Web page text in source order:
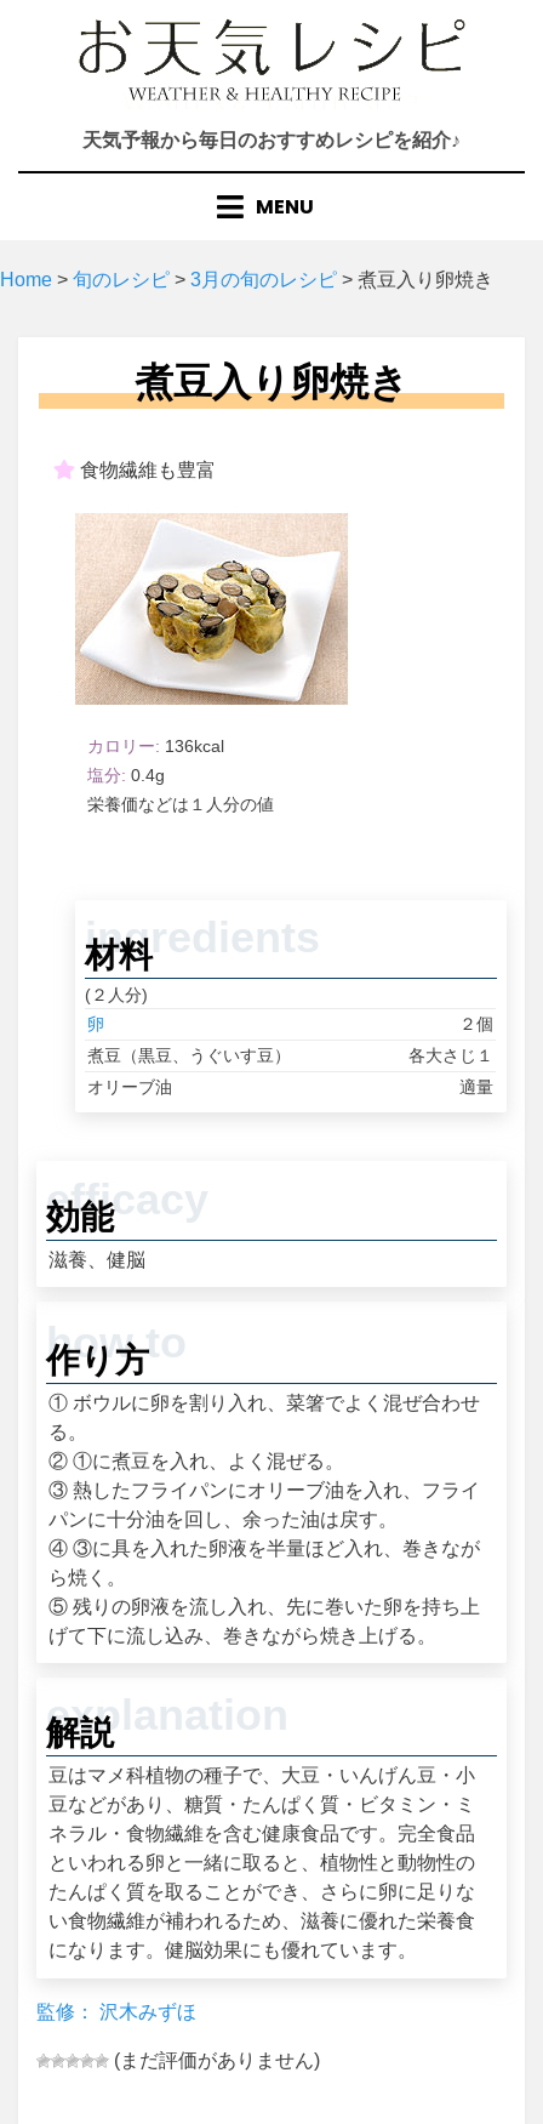
天気予報から毎日のおすすめレシピを紹介♪
MENU
Home > 旬のレシピ > 3月の旬のレシピ > 煮豆入り卵焼き
煮豆入り卵焼き
食物繊維も豊富
136
0.4
１人分
材料
(２人分)
卵
２個
煮豆（黒豆、うぐいす豆）
各大さじ１
オリーブ油
適量
効能
滋養、健脳
作り方
① ボウルに卵を割り入れ、菜箸でよく混ぜ合わせ
る。
② ①に煮豆を入れ、よく混ぜる。
③ 熱したフライパンにオリーブ油を入れ、フライ
パンに十分油を回し、余った油は戻す。
④ ③に具を入れた卵液を半量ほど入れ、巻きなが
ら焼く。
⑤ 残りの卵液を流し入れ、先に巻いた卵を持ち上
げて下に流し込み、巻きながら焼き上げる。
解説
豆はマメ科植物の種子で、大豆・いんげん豆・小
豆などがあり、糖質・たんぱく質・ビタミン・ミ
ネラル・食物繊維を含む健康食品です。完全食品
といわれる卵と一緒に取ると、植物性と動物性の
たんぱく質を取ることができ、さらに卵に足りな
い食物繊維が補われるため、滋養に優れた栄養食
になります。健脳効果にも優れています。
監修： 沢木みずほ
(まだ評価がありません)